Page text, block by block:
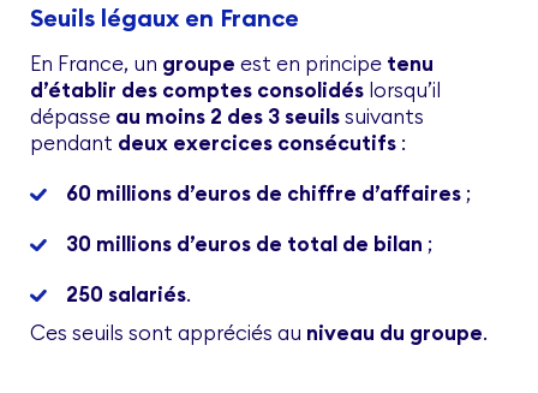
Seuils légaux en France
En France, un groupe est en principe tenu
d’établir des comptes consolidés lorsqu’il
dépasse au moins 2 des 3 seuilssuivants
pendant deux exercices consécutifs :
60 millions d’euros de chiffre d’affaires ;
30 millions d’euros de total de bilan ;
250 salariés.
Ces seuils sont appréciés au niveau du groupe.